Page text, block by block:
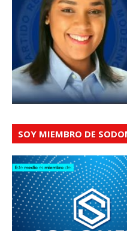
SOY MIEMBRO DE